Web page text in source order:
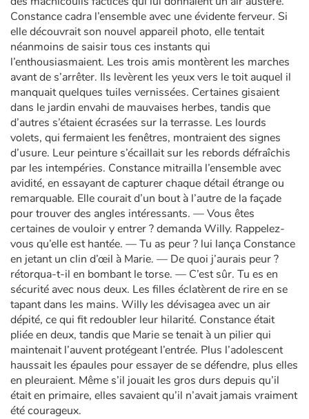
Constance cadra l’ensemble avec une évidente ferveur. Si
elle découvrait son nouvel appareil photo, elle tentait
néanmoins de saisir tous ces instants qui
l’enthousiasmaient. Les trois amis montèrent les marches
avant de s’arrêter. Ils levèrent les yeux vers le toit auquel il
manquait quelques tuiles vernissées. Certaines gisaient
dans le jardin envahi de mauvaises herbes, tandis que
d’autres s’étaient écrasées sur la terrasse. Les lourds
volets, qui fermaient les fenêtres, montraient des signes
d’usure. Leur peinture s’écaillait sur les rebords défraîchis
par les intempéries. Constance mitrailla l’ensemble avec
avidité, en essayant de capturer chaque détail étrange ou
remarquable. Elle courait d’un bout à l’autre de la façade
pour trouver des angles intéressants. — Vous êtes
certaines de vouloir y entrer ? demanda Willy. Rappelez-
vous qu’elle est hantée. — Tu as peur ? lui lança Constance
en jetant un clin d’œil à Marie. — De quoi j’aurais peur ?
rétorqua-t-il en bombant le torse. — C’est sûr. Tu es en
sécurité avec nous deux. Les filles éclatèrent de rire en se
tapant dans les mains. Willy les dévisagea avec un air
dépité, ce qui fit redoubler leur hilarité. Constance était
pliée en deux, tandis que Marie se tenait à un pilier qui
maintenait l’auvent protégeant l’entrée. Plus l’adolescent
haussait les épaules pour essayer de se défendre, plus elles
en pleuraient. Même s’il jouait les gros durs depuis qu’il
était en primaire, elles savaient qu’il n’avait jamais vraiment
été courageux.